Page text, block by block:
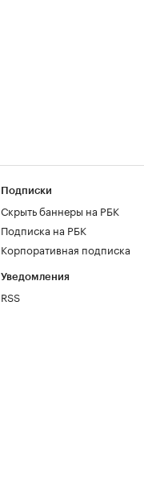
Подписки
Скрыть баннеры на РБК
Подписка на РБК
Корпоративная подписка
Уведомления
RSS